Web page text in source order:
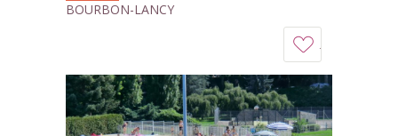
BOURBON-LANCY
à
mon